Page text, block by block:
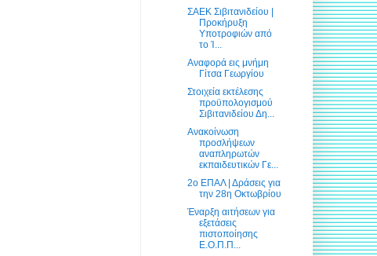
ΣΑΕΚ Σιβιτανιδείου |
Προκήρυξη
Υποτροφιών από
το Ί...
Αναφορά εις μνήμη
Γίτσα Γεωργίου
Στοιχεία εκτέλεσης
προϋπολογισμού
Σιβιτανιδείου Δη...
Ανακοίνωση
προσλήψεων
αναπληρωτών
εκπαιδευτικών Γε...
2ο ΕΠΑΛ | Δράσεις για
την 28η Οκτωβρίου
Έναρξη αιτήσεων για
εξετάσεις
πιστοποίησης
Ε.Ο.Π.Π...